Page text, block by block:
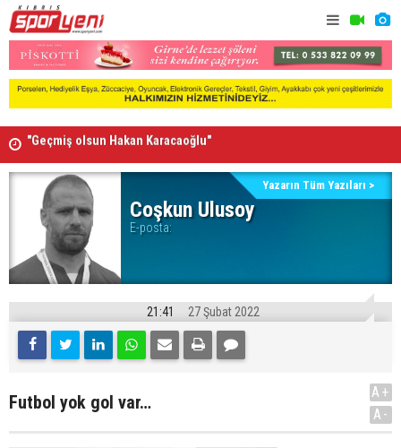
Lionel Messi'nin acı günü
Coşkun Ulusoy
E-posta:
Yazarın Tüm Yazıları >
21:41 27 Şubat 2022
Futbol yok gol var…
A+
A-